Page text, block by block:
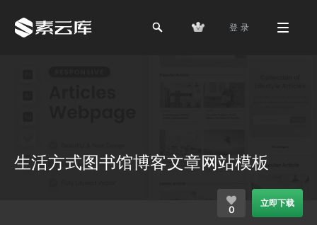
登 录
生活方式图书馆博客文章网站模板
0
立即下载